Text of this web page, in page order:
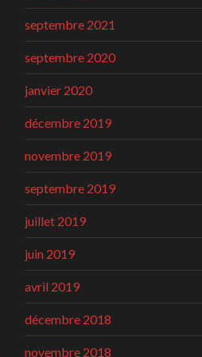
septembre 2021
septembre 2020
janvier 2020
décembre 2019
novembre 2019
septembre 2019
juillet 2019
juin 2019
avril 2019
décembre 2018
novembre 2018